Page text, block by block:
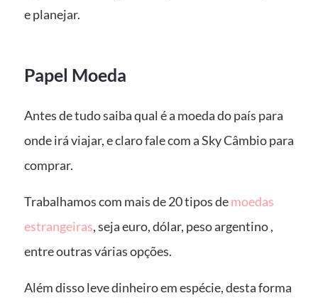
e planejar.
Papel Moeda
Antes de tudo saiba qual é a moeda do país para
onde irá viajar, e claro fale com a Sky Câmbio para
comprar.
Trabalhamos com mais de 20 tipos demoedas
estrangeiras, seja euro, dólar, peso argentino ,
entre outras várias opções.
Além disso leve dinheiro em espécie, desta forma